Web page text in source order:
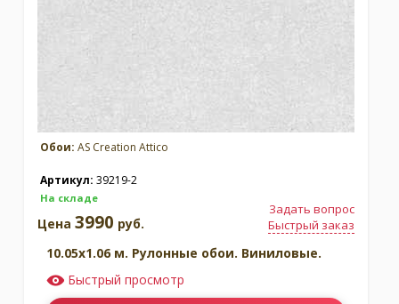
Обои: AS Creation Attico
Артикул: 39219-2
На складе
Задать вопрос
Быстрый заказ
Цена 3990 руб.
10.05x1.06 м. Рулонные обои. Виниловые.
Быстрый просмотр